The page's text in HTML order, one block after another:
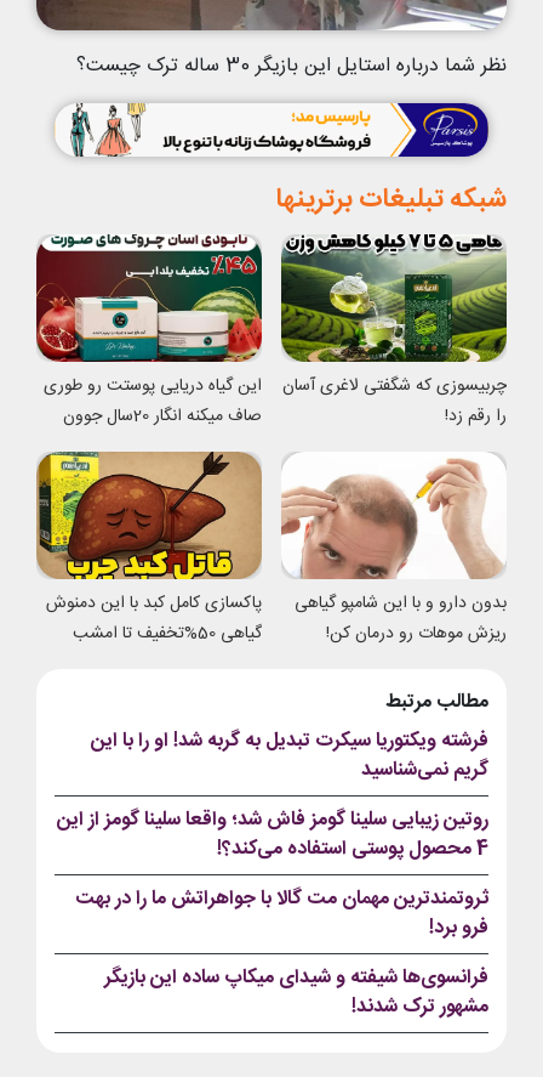
نظر شما درباره استایل این بازیگر 30 ساله ترک چیست؟
شبکه تبلیغات برترینها
چربیسوزی که شگفتی لاغری آسان
را رقم زد!
این گیاه دریایی پوستت رو طوری
صاف میکنه انگار 20سال جوون
شدی
بدون دارو و با این شامپو گیاهی
ریزش موهات رو درمان کن!
پاکسازی کامل کبد با این دمنوش
گیاهی 50%تخفیف تا امشب
مطالب مرتبط
فرشته ویکتوریا سیکرت تبدیل به گربه شد! او را با این
گریم نمی‌شناسید
روتین زیبایی سلینا گومز فاش شد؛ واقعا سلینا گومز از این
4 محصول پوستی استفاده می‌کند؟!
ثروتمندترین مهمان مت گالا با جواهراتش ما را در بهت
فرو برد!
فرانسوی‌ها شیفته و شیدای میکاپ ساده این بازیگر
مشهور ترک شدند!